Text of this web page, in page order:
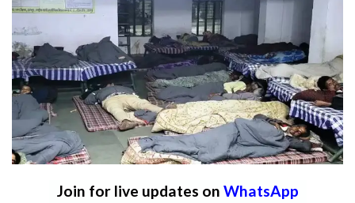
Join for live updates on WhatsApp